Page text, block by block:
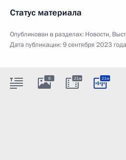
Статус материала
Опубликован в разделах: Новости,
Дата публикации:9 сентября 2023
6 21м 21м